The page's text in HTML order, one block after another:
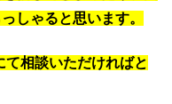
しゃると思います。
相談いただければと